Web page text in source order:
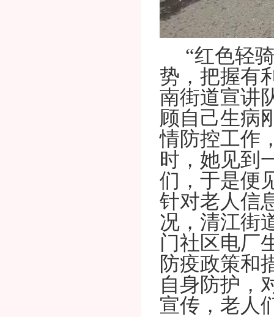
“红色轻
势，把握有
南街道宣讲
顾自己生病
情防控工作
时，她见到
们，于是便
针对老人信
况，清江街
门社区电厂
防疫政策和
自身防护，
宣传，老人